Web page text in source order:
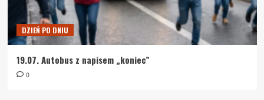
DZIEŃ PO DNIU
19.07. Autobus z napisem „koniec”
0